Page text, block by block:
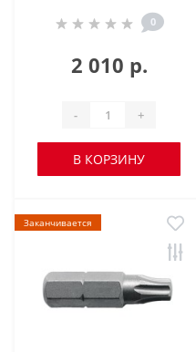
0
2 010 р.
- +
В КОРЗИНУ
Заканчивается